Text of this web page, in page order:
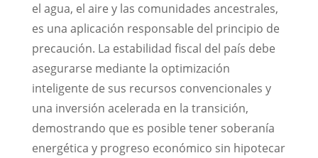
el agua, el aire y las comunidades ancestrales,
es una aplicación responsable del principio de
precaución. La estabilidad fiscal del país debe
asegurarse mediante la optimización
inteligente de sus recursos convencionales y
una inversión acelerada en la transición,
demostrando que es posible tener soberanía
energética y progreso económico sin hipotecar